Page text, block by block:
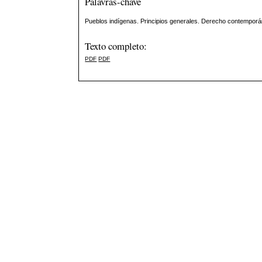
Pueblos indígenas. Principios generales. Derecho
Texto completo:
PDF PDF